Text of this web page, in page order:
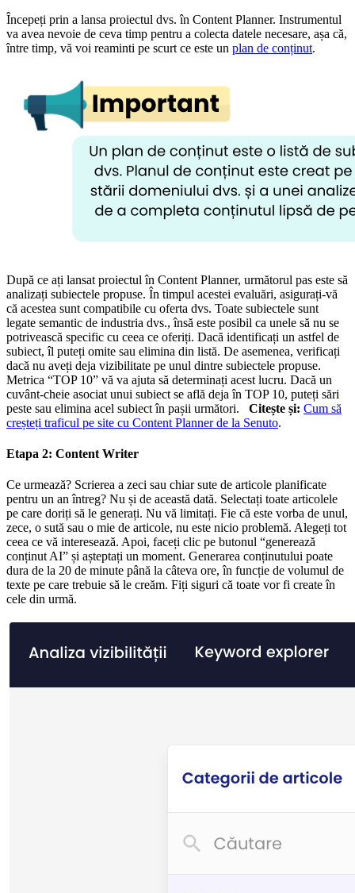
Începeți prin a lansa proiectul dvs. în Content Planner. Instrumentul
va avea nevoie de ceva timp pentru a colecta datele necesare, așa că,
între timp, vă voi reaminti pe scurt ce este un plan de conținut.
După ce ați lansat proiectul în Content Planner, următorul pas este să
analizați subiectele propuse. În timpul acestei evaluări, asigurați-vă
că acestea sunt compatibile cu oferta dvs. Toate subiectele sunt
legate semantic de industria dvs., însă este posibil ca unele să nu se
potrivească specific cu ceea ce oferiți. Dacă identificați un astfel de
subiect, îl puteți omite sau elimina din listă. De asemenea, verificați
dacă nu aveți deja vizibilitate pe unul dintre subiectele propuse.
Metrica “TOP 10” vă va ajuta să determinați acest lucru. Dacă un
cuvânt-cheie asociat unui subiect se află deja în TOP 10, puteți sări
peste sau elimina acel subiect în pașii următori. Citește și: Cum să
creșteți traficul pe site cu Content Planner de la Senuto.
Etapa 2: Content Writer
Ce urmează? Scrierea a zeci sau chiar sute de articole planificate
pentru un an întreg? Nu și de această dată. Selectați toate articolele
pe care doriți să le generați. Nu vă limitați. Fie că este vorba de unul,
zece, o sută sau o mie de articole, nu este nicio problemă. Alegeți tot
ceea ce vă interesează. Apoi, faceți clic pe butonul “generează
conținut AI” și așteptați un moment. Generarea conținutului poate
dura de la 20 de minute până la câteva ore, în funcție de volumul de
texte pe care trebuie să le creăm. Fiți siguri că toate vor fi create în
cele din urmă.